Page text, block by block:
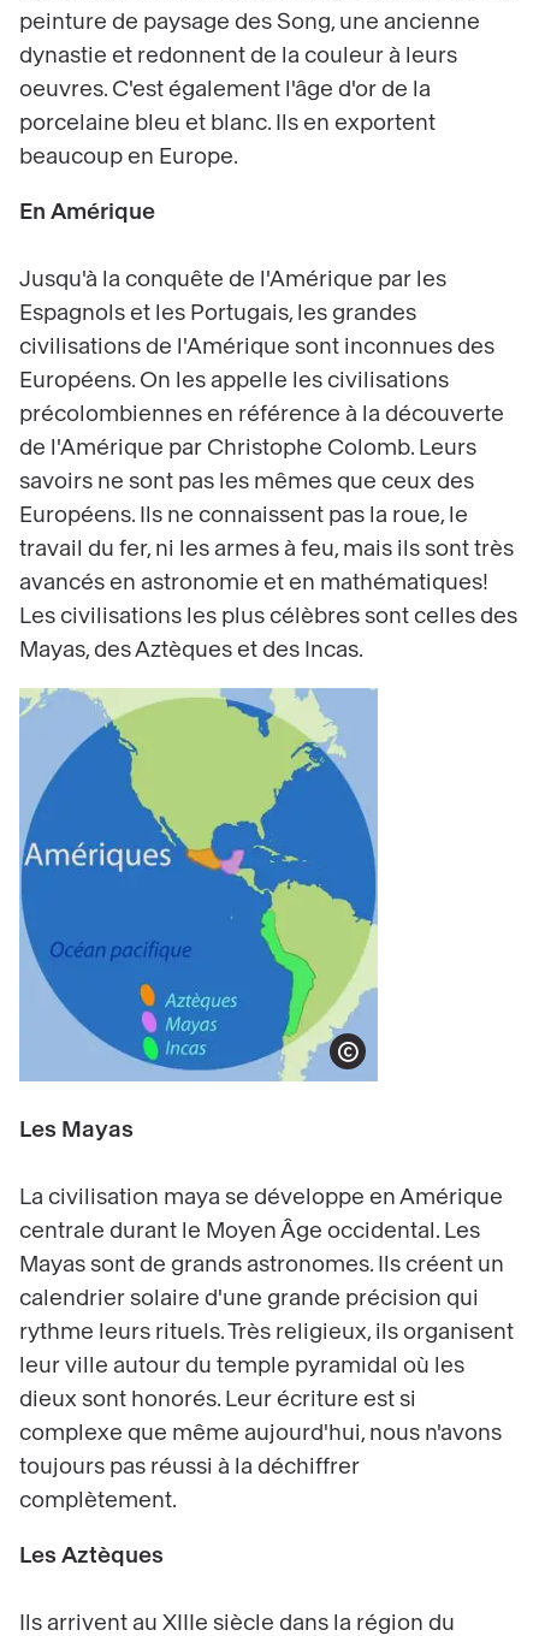
peinture de paysage des Song, une ancienne
dynastie et redonnent de la couleur à leurs
oeuvres. C'est également l'âge d'or de la
porcelaine bleu et blanc. Ils en exportent
beaucoup en Europe.
En Amérique
Jusqu'à la conquête de l'Amérique par les
Espagnols et les Portugais, les grandes
civilisations de l'Amérique sont inconnues des
Européens. On les appelle les civilisations
précolombiennes en référence à la découverte
de l'Amérique par Christophe Colomb. Leurs
savoirs ne sont pas les mêmes que ceux des
Européens. Ils ne connaissent pas la roue, le
travail du fer, ni les armes à feu, mais ils sont très
avancés en astronomie et en mathématiques!
Les civilisations les plus célèbres sont celles des
Mayas, des Aztèques et des Incas.
Show copyright
Les Mayas
La civilisation maya se développe en Amérique
centrale durant le Moyen Âge occidental. Les
Mayas sont de grands astronomes. Ils créent un
calendrier solaire d'une grande précision qui
rythme leurs rituels. Très religieux, ils organisent
leur ville autour du temple pyramidal où les
dieux sont honorés. Leur écriture est si
complexe que même aujourd'hui, nous n'avons
toujours pas réussi à la déchiffrer
complètement.
Les Aztèques
Ils arrivent au XIIIe siècle dans la région du